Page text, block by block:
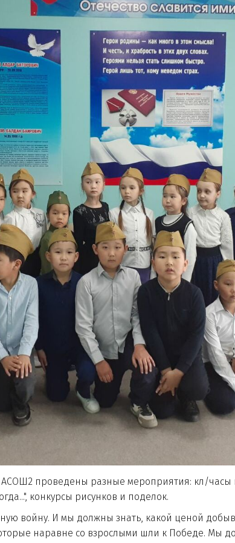
проведены разные мероприятия: кл/часы
конкурсы рисунков и поделок.
войну. И мы должны знать, какой ценой
наравне со взрослыми шли к Победе. Мы